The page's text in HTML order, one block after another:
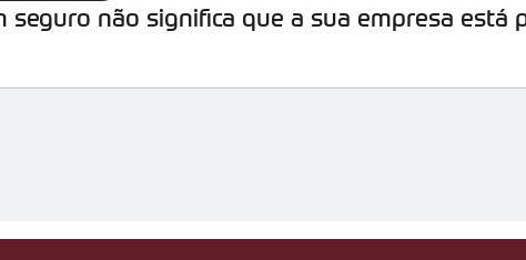
não significa que a sua empresa está